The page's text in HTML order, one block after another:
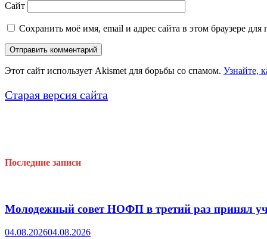
Сайт
Сохранить моё имя, email и адрес сайта в этом браузере
Этот сайт использует Akismet для борьбы со спамом. Узнайте,
Старая версия сайта
Последние записи
Молодежный совет НОФП в третий раз принял
04.08.202604.08.2026